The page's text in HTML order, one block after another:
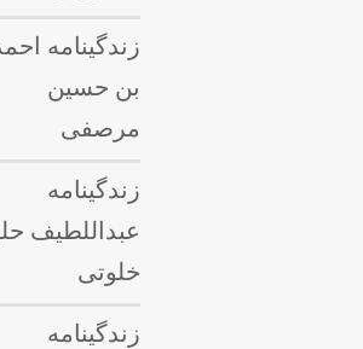
زندگینامه
بن حسین
مرصفی
زندگینامه
عبداللطيف
خلوتی
زندگینامه